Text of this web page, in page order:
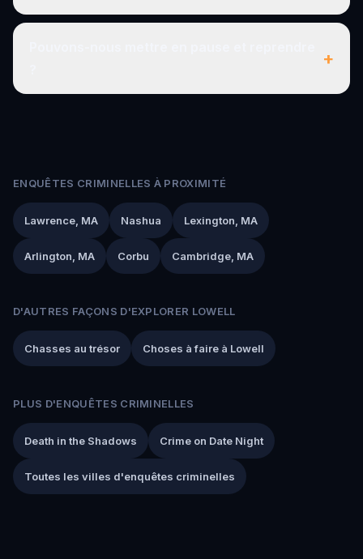
+
ENQUÊTES CRIMINELLES À PROXIMITÉ
Lawrence, MA Nashua Lexington, MA
Arlington, MA Corbu Cambridge, MA
D'AUTRES FAÇONS D'EXPLORER LOWELL
Chasses au trésor Choses à faire à Lowell
PLUS D'ENQUÊTES CRIMINELLES
Death in the Shadows Crime on Date Night
Toutes les villes d'enquêtes criminelles